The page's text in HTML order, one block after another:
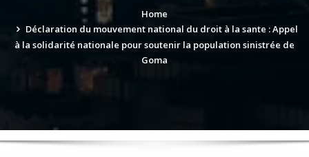
Home
Déclaration du mouvement national du droit à la sante : Appel
à la solidarité nationale pour soutenir la population sinistrée de
Goma